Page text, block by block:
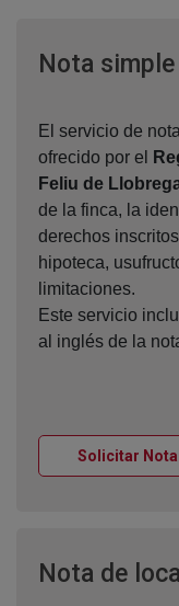
Nota simple
El servicio de
ofrecido por el
Feliu de
de la finca, la
derechos
hipoteca,
limitaciones.
Este servicio
al inglés de la
Solicitar
Nota de